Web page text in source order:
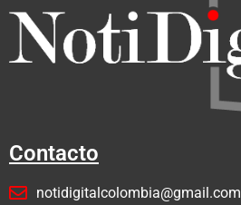
Contacto
notidigitalcolombia@gmail.com